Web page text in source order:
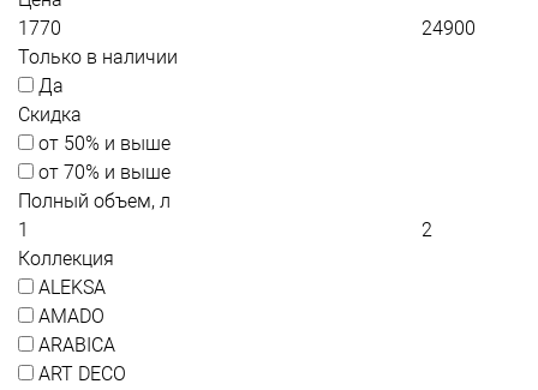
Только в наличии
Да
Скидка
от 50% и выше
от 70% и выше
Полный объем, л
Коллекция
ALEKSA
AMADO
ARABICA
ART DECO